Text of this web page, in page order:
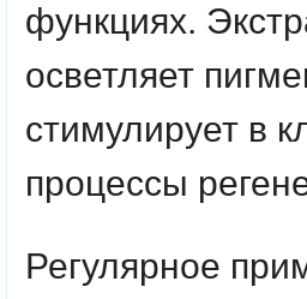
функциях.
осветляет
стимулирует в
процессы
Регулярное